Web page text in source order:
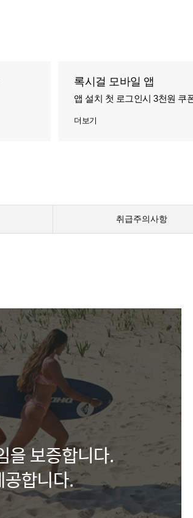
록시걸 모바일 앱
앱 설치 첫 로그인시 3천원 쿠
더보기
취급주의사항